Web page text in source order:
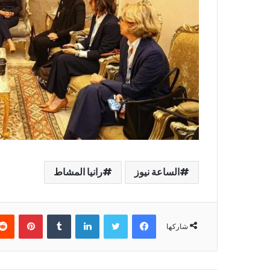
الساعة نيوز رانيا المشاط
شاركها
فيسبوكتويتر لينكدإن